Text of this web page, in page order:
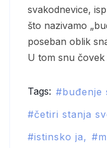
svakodnevice,
što nazivamo
poseban oblik
U tom snu
Tags:
buđenje
četiri stanja
istinsko ja